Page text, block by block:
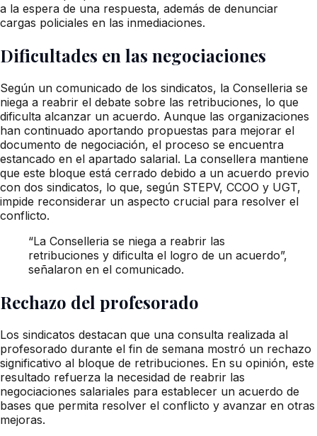
a la espera de una respuesta, además de denunciar
cargas policiales en las inmediaciones.
Dificultades en las negociaciones
Según un comunicado de los sindicatos, la Conselleria se
niega a reabrir el debate sobre las retribuciones, lo que
dificulta alcanzar un acuerdo. Aunque las organizaciones
han continuado aportando propuestas para mejorar el
documento de negociación, el proceso se encuentra
estancado en el apartado salarial. La consellera mantiene
que este bloque está cerrado debido a un acuerdo previo
con dos sindicatos, lo que, según STEPV, CCOO y UGT,
impide reconsiderar un aspecto crucial para resolver el
conflicto.
“La Conselleria se niega a reabrir las
retribuciones y dificulta el logro de un acuerdo”,
señalaron en el comunicado.
Rechazo del profesorado
Los sindicatos destacan que una consulta realizada al
profesorado durante el fin de semana mostró un rechazo
significativo al bloque de retribuciones. En su opinión, este
resultado refuerza la necesidad de reabrir las
negociaciones salariales para establecer un acuerdo de
bases que permita resolver el conflicto y avanzar en otras
mejoras.